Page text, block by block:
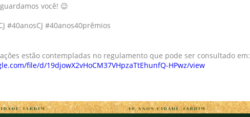
você! 😉
#40anosCJ #40anos40prêmios
estão contempladas no regulamento que pode ser consultado em:
file/d/19djowX2vHoCM37VHpzaTtEhunfQ-HPwz/view